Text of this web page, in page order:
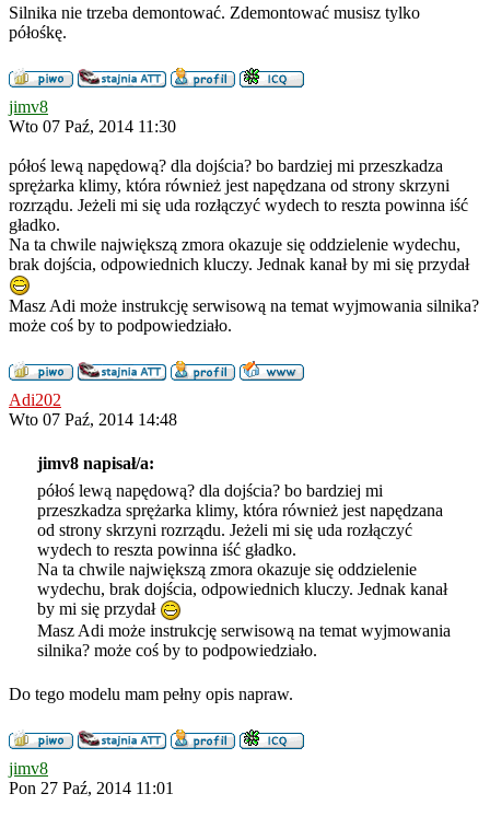
Silnika nie trzeba demontować. Zdemontować musisz tylko
półośkę.
jimv8
Wto 07 Paź, 2014 11:30
półoś lewą napędową? dla dojścia? bo bardziej mi przeszkadza
sprężarka klimy, która również jest napędzana od strony skrzyni
rozrządu. Jeżeli mi się uda rozłączyć wydech to reszta powinna iść
gładko.
Na ta chwile największą zmora okazuje się oddzielenie wydechu,
brak dojścia, odpowiednich kluczy. Jednak kanał by mi się przydał
Masz Adi może instrukcję serwisową na temat wyjmowania silnika?
może coś by to podpowiedziało.
Adi202
Wto 07 Paź, 2014 14:48
jimv8 napisał/a:
półoś lewą napędową? dla dojścia? bo bardziej mi
przeszkadza sprężarka klimy, która również jest napędzana
od strony skrzyni rozrządu. Jeżeli mi się uda rozłączyć
wydech to reszta powinna iść gładko.
Na ta chwile największą zmora okazuje się oddzielenie
wydechu, brak dojścia, odpowiednich kluczy. Jednak kanał
by mi się przydał
Masz Adi może instrukcję serwisową na temat wyjmowania
silnika? może coś by to podpowiedziało.
Do tego modelu mam pełny opis napraw.
jimv8
Pon 27 Paź, 2014 11:01